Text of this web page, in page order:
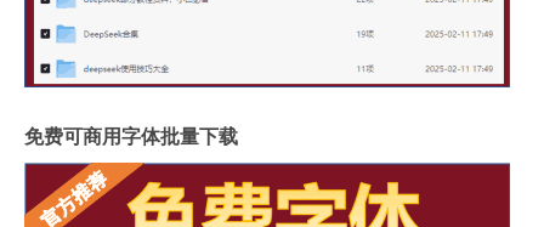
免费可商用字体批量下载